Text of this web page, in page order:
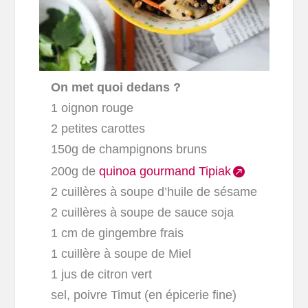
On met quoi dedans ?
1 oignon rouge
2 petites carottes
150g de champignons bruns
200g de quinoa gourmand Tipiak
2 cuillères à soupe d’huile de sésame
2 cuillères à soupe de sauce soja
1 cm de gingembre frais
1 cuillère à soupe de Miel
1 jus de citron vert
sel, poivre Timut (en épicerie fine)